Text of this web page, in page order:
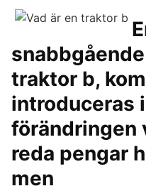
traktor b,
introduceras
förändringen
reda pengar
men